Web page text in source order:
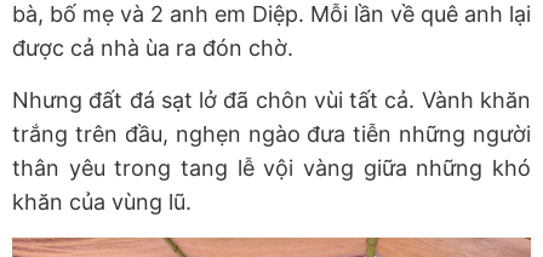
bà, bố mẹ và 2 anh em Diệp. Mỗi lần về quê anh lại
được cả nhà ùa ra đón chờ.
Nhưng đất đá sạt lở đã chôn vùi tất cả. Vành khăn
trắng trên đầu, nghẹn ngào đưa tiễn những người
thân yêu trong tang lễ vội vàng giữa những khó
khăn của vùng lũ.